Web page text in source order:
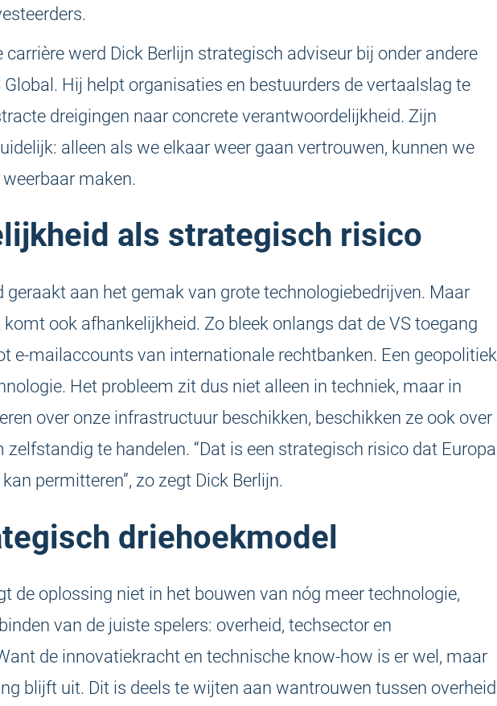
werd Dick Berlijn strategisch adviseur bij onder andere
Global. Hij helpt organisaties en bestuurders de vertaalslag te
dreigingen naar concrete verantwoordelijkheid. Zijn
alleen als we elkaar weer gaan vertrouwen, kunnen we
maken.
als strategisch risico
geraakt aan het gemak van grote technologiebedrijven. Maar
ook afhankelijkheid. Zo bleek onlangs dat de VS toegang
e-mailaccounts van internationale rechtbanken. Een geopolitiek
Het probleem zit dus niet alleen in techniek, maar in
over onze infrastructuur beschikken, beschikken ze ook over
zelfstandig te handelen. “Dat is een strategisch risico dat Europa
permitteren”, zo zegt Dick Berlijn.
driehoekmodel
de oplossing niet in het bouwen van nóg meer technologie,
van de juiste spelers: overheid, techsector en
de innovatiekracht en technische know-how is er wel, maar
blijft uit. Dit is deels te wijten aan wantrouwen tussen overheid